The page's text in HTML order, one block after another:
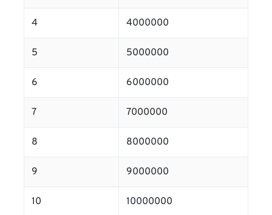
4 4000000
5 5000000
6 6000000
7 7000000
8 8000000
9 9000000
10 10000000